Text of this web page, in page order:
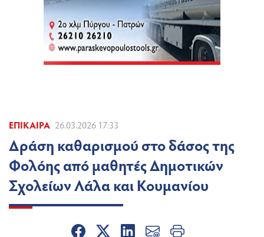
ΕΠΊΚΑΙΡΑ 26.03.2026 17:33
Δράση καθαρισμού στο δάσος της
Φολόης από μαθητές Δημοτικών
Σχολείων Λάλα και Κουμανίου